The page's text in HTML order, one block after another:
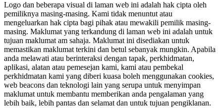
Logo dan beberapa visual di laman web ini adalah hak cipta oleh
pemiliknya masing-masing. Kami tidak menuntut atau
mengeluarkan hak cipta bagi pihak atau mewakili pemilik masing-
masing. Maklumat yang terkandung di laman web ini adalah untuk
tujuan maklumat am sahaja. Maklumat ini disediakan untuk
memastikan maklumat terkini dan betul sebanyak mungkin. Apabila
anda melawati atau berinteraksi dengan tapak, perkhidmatan,
aplikasi, alatan atau pemesejan kami, kami atau pembekal
perkhidmatan kami yang diberi kuasa boleh menggunakan cookies,
web beacons dan teknologi lain yang serupa untuk menyimpan
maklumat untuk membantu memberikan anda pengalaman yang
lebih baik, lebih pantas dan selamat dan untuk tujuan pengiklanan.